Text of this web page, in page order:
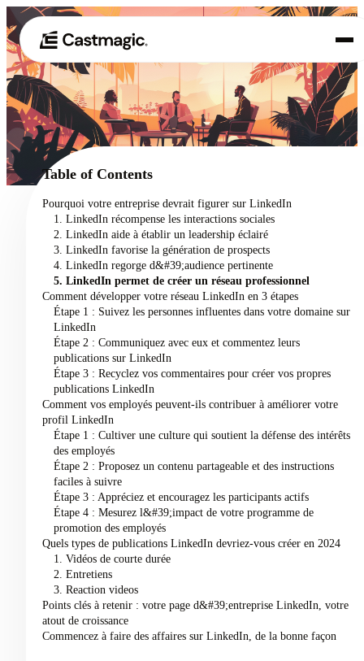
01 Produit
Cas d'utilisation
Tarification
À propos de nous
Table of Contents
Pourquoi votre entreprise devrait figurer sur LinkedIn
1. LinkedIn récompense les interactions sociales
2. LinkedIn aide à établir un leadership éclairé
3. LinkedIn favorise la génération de prospects
4. LinkedIn regorge d&#39;audience pertinente
5. LinkedIn permet de créer un réseau professionnel
Comment développer votre réseau LinkedIn en 3 étapes
Étape 1 : Suivez les personnes influentes dans votre domaine sur
LinkedIn
Étape 2 : Communiquez avec eux et commentez leurs
publications sur LinkedIn
Étape 3 : Recyclez vos commentaires pour créer vos propres
publications LinkedIn
Comment vos employés peuvent-ils contribuer à améliorer votre
profil LinkedIn
Étape 1 : Cultiver une culture qui soutient la défense des intérêts
des employés
Étape 2 : Proposez un contenu partageable et des instructions
faciles à suivre
Étape 3 : Appréciez et encouragez les participants actifs
Étape 4 : Mesurez l&#39;impact de votre programme de
promotion des employés
Quels types de publications LinkedIn devriez-vous créer en 2024
1. Vidéos de courte durée
2. Entretiens
3. Reaction videos
Points clés à retenir : votre page d&#39;entreprise LinkedIn, votre
atout de croissance
Commencez à faire des affaires sur LinkedIn, de la bonne façon